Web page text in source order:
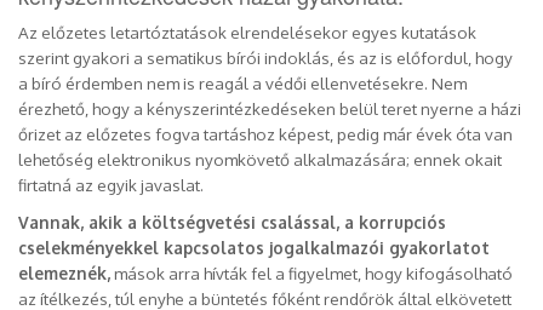
Az előzetes letartóztatások elrendelésekor egyes kutatások
szerint gyakori a sematikus bírói indoklás, és az is előfordul, hogy
a bíró érdemben nem is reagál a védői ellenvetésekre. Nem
érezhető, hogy a kényszerintézkedéseken belül teret nyerne a házi
őrizet az előzetes fogva tartáshoz képest, pedig már évek óta van
lehetőség elektronikus nyomkövető alkalmazására; ennek okait
firtatná az egyik javaslat.
Vannak, akik a költségvetési csalással, a korrupciós
cselekményekkel kapcsolatos jogalkalmazói gyakorlatot
elemeznék,mások arra hívták fel a figyelmet, hogy kifogásolható
az ítélkezés, túl enyhe a büntetés főként rendőrök által elkövetett